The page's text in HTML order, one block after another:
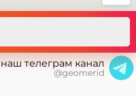
наш телеграм канал
@geomerid